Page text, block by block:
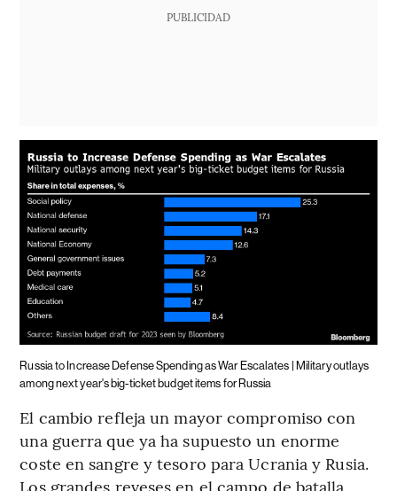
PUBLICIDAD
Russia to Increase Defense Spending as War Escalates | Military outlays
among next year's big-ticket budget items for Russia
El cambio refleja un mayor compromiso con
una guerra que ya ha supuesto un enorme
coste en sangre y tesoro para Ucrania y Rusia.
Los grandes reveses en el campo de batalla